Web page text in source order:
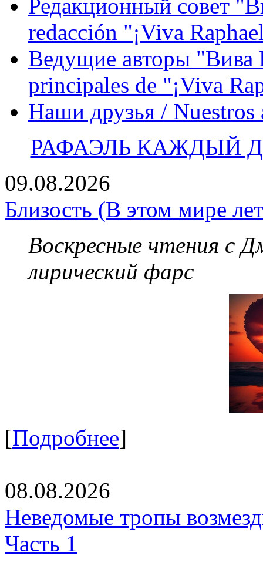
Редакционный совет
redacción "¡Viva
Ведущие авторы "Вива
principales de "¡Viva
Наши друзья / Nuestros
РАФАЭЛЬ КАЖДЫЙ
09.08.2026
Близость (В этом мире
Воскресные чтения с
лирический фарс
[Подробнее]
08.08.2026
Неведомые тропы
Часть 1